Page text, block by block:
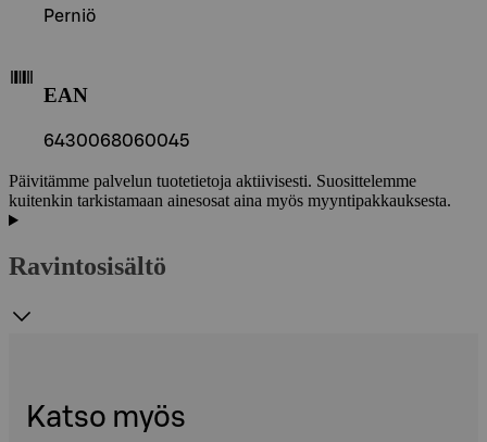
Perniö
EAN
6430068060045
Päivitämme palvelun tuotetietoja aktiivisesti. Suosittelemme
kuitenkin tarkistamaan ainesosat aina myös myyntipakkauksesta.
Ravintosisältö
Katso myös